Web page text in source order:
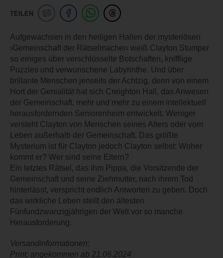
TEILEN
Aufgewachsen in den heiligen Hallen der mysteriösen
›Gemeinschaft der Rätselmacher‹ weiß Clayton Stumper
so einiges über verschlüsselte Botschaften, knifflige
Puzzles und verwunschene Labyrinthe. Und über
brillante Menschen jenseits der Achtzig, denn von einem
Hort der Genialität hat sich Creighton Hall, das Anwesen
der Gemeinschaft, mehr und mehr zu einem intellektuell
herausfordernden Seniorenheim entwickelt. Weniger
versteht Clayton von Menschen seines Alters oder vom
Leben außerhalb der Gemeinschaft. Das größte
Mysterium ist für Clayton jedoch Clayton selbst: Woher
kommt er? Wer sind seine Eltern?
Ein letztes Rätsel, das ihm Pippa, die Vorsitzende der
Gemeinschaft und seine Ziehmutter, nach ihrem Tod
hinterlässt, verspricht endlich Antworten zu geben. Doch
das wirkliche Leben stellt den ältesten
Fünfundzwanzigjährigen der Welt vor so manche
Herausforderung.
Versandinformationen:
Print: angekommen ab 21.06.2024